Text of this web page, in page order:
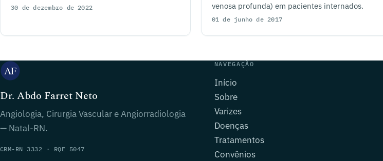
nenhum. Saiba mais sobre ela.
30 de dezembro de 2022
venosa profunda) em pacientes internados.
01 de junho de 2017
Dr. Abdo Farret Neto
Angiologia, Cirurgia Vascular e Angiorradiologia
— Natal-RN.
CRM-RN 3332 · RQE 5047
NAVEGAÇÃO
Início
Sobre
Varizes
Doenças
Tratamentos
Convênios